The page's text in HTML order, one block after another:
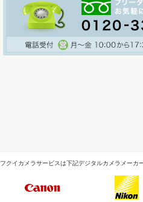
フクイカメラサービスは下記デジタルカメラメーカ